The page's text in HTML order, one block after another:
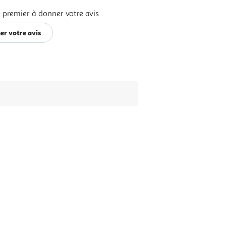
premier à donner votre avis
votre avis